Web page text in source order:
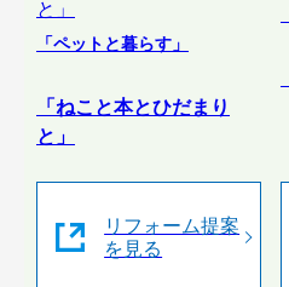
「ペットと暮らす」
「ねこと本とひだまり
と」
リフォーム提案
を見る